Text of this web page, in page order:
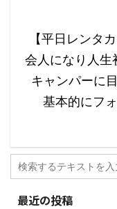
【平日レンタ
会人になり人
キャンパーに
基本的にフ
最近の投稿